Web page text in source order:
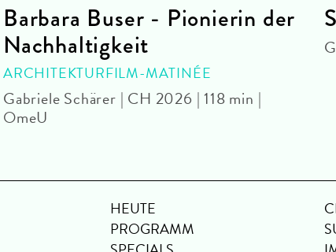
Barbara Buser - Pionierin der
Nachhaltigkeit
ARCHITEKTURFILM-MATINÉE
Gabriele Schärer | CH 2026 | 118 min |
OmeU
HEUTE
PROGRAMM